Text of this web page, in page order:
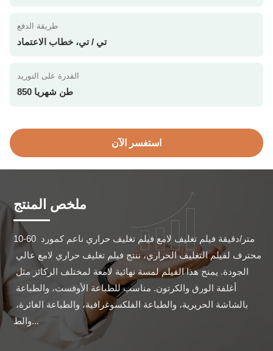
طريقة الدفع
تي / تي، خطاب الاعتماد
القدرة على التوريد
850 طن شهريا
استفسر الآن
ملخص المنتج
10-60 متر/دقيقة فيلم تغليف لامع فيلم تغليف حراري ناعم كمورد
الجودة. يمنح هذا الفيلم لمسة نهائية لامعة لمختلف الركائز مثل
والط...